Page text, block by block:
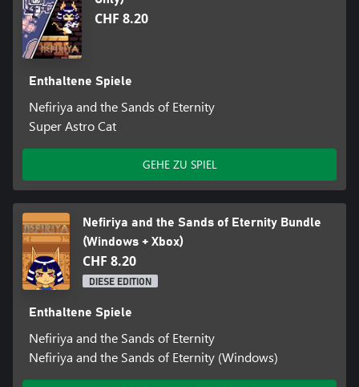
CHF 8.20
Enthaltene Spiele
Nefiriya and the Sands of Eternity
Super Astro Cat
GEHE ZU SPIEL
Nefiriya and the Sands of Eternity Bundle
(Windows + Xbox)
CHF 8.20
DIESE EDITION
Enthaltene Spiele
Nefiriya and the Sands of Eternity
Nefiriya and the Sands of Eternity (Windows)